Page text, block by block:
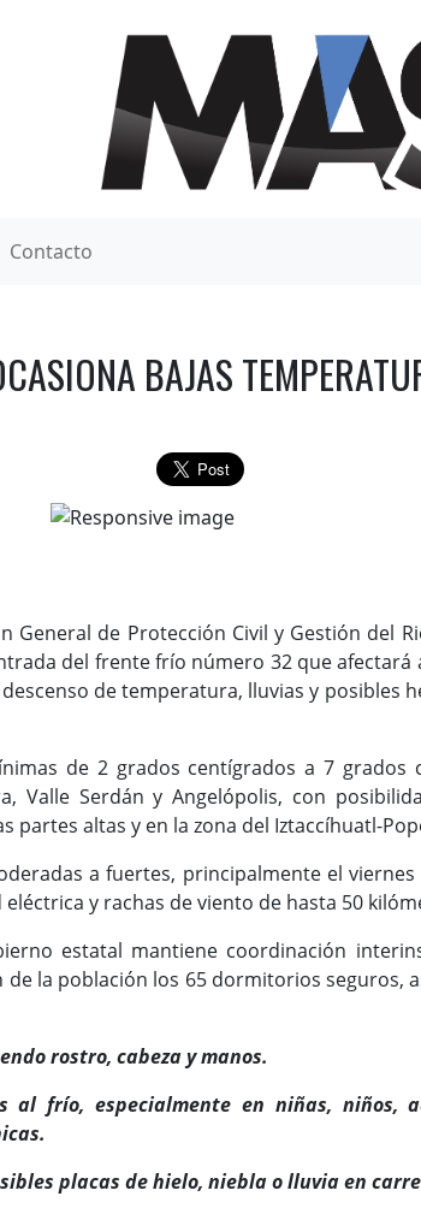
Contacto
BAJAS
General de Protección Civil y Gestión del
del frente frío número 32 que afectará
de temperatura, lluvias y posibles
de 2 grados centígrados a 7 grados
Valle Serdán y Angelópolis, con
partes altas y en la zona del Iztaccíhuatl-
a fuertes, principalmente el viernes
y rachas de viento de hasta 50
estatal mantiene coordinación
la población los 65 dormitorios seguros,
rostro, cabeza y manos.
al frío, especialmente en niñas, niños,
placas de hielo, niebla o lluvia en